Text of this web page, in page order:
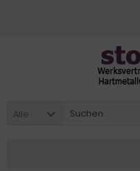
Alle